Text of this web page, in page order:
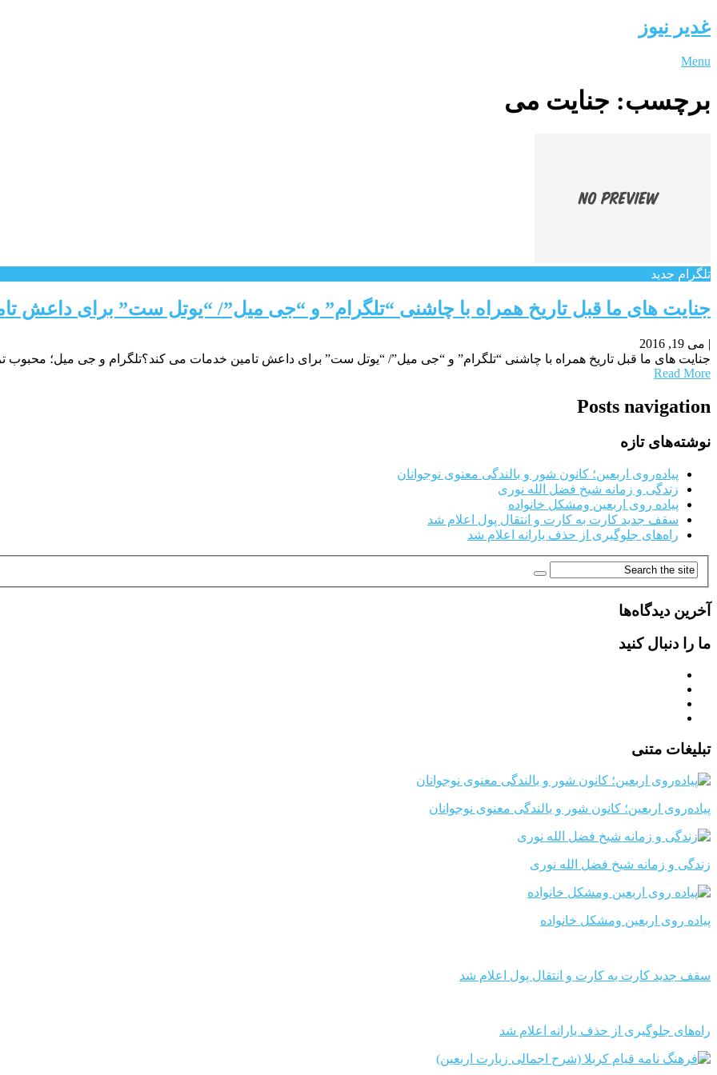
غدیر نیوز
Menu
برچسب: جنایت می
تلگرام جدید
جنایت های ما قبل تاریخ همراه با چاشنی “تلگرام” و “جی میل”/ “یوتل ست” برای داعش
| می 19, 2016
جنایت های ما قبل تاریخ همراه با چاشنی “تلگرام” و “جی میل”/ “یوتل ست” برای داعش تامین خدمات می کند؟تلگرام و جی میل؛ محبوب
Read More
Posts navigation
نوشته‌های تازه
پیاده‌روی اربعین؛ کانون شور و بالندگی معنوی نوجوانان
زندگی و زمانه شیخ فضل الله نوری
پیاده روی اربعین ومشکل خانواده
سقف جدید کارت به کارت و انتقال پول اعلام شد
راه‌های جلوگیری از حذف یارانه اعلام شد
آخرین دیدگاه‌ها
ما را دنبال کنید
تبلیغات متنی
پیاده‌روی اربعین؛ کانون شور و بالندگی معنوی نوجوانان
زندگی و زمانه شیخ فضل الله نوری
پیاده روی اربعین ومشکل خانواده
سقف جدید کارت به کارت و انتقال پول اعلام شد
راه‌های جلوگیری از حذف یارانه اعلام شد